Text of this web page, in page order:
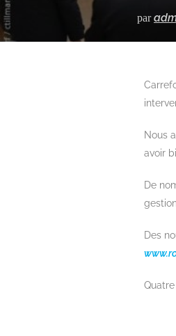
par
Nous
avoir
De
Des